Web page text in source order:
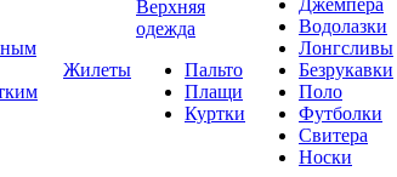
Жилеты
Верхняя
одежда
Пальто
Плащи
Куртки
Джемпера
Водолазки
Лонгсливы
Безрукавки
Поло
Футболки
Свитера
Носки